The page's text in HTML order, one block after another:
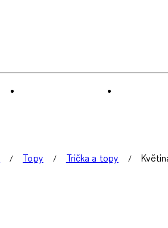
Topy Trička a topy